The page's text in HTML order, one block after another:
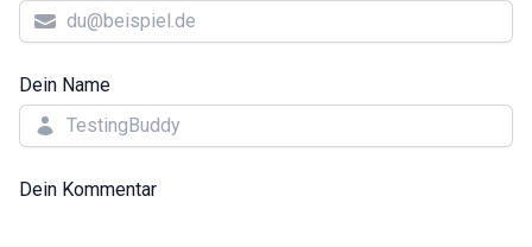
Dein Name
Dein Kommentar